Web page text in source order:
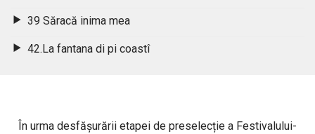
39 Săracă inima mea
42.La fantana di pi coastî
În urma desfășurării etapei de preselecție a Festivalului-